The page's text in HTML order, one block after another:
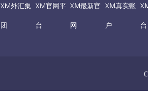
XM外汇集
团
XM官网平
台
XM最新官
网
XM真实账
户 台